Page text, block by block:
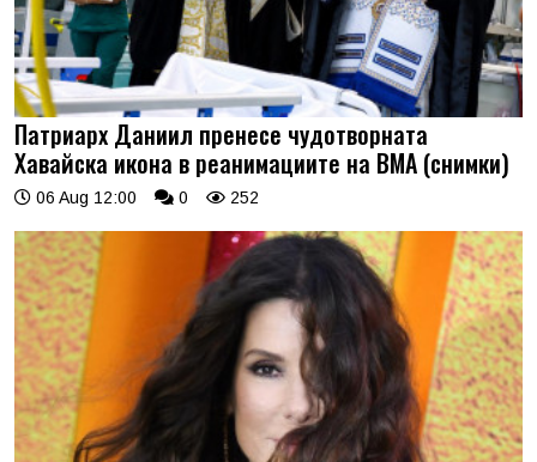
Патриарх Даниил пренесе чудотворната
Хавайска икона в реанимациите на ВМА (снимки)
06 Aug 12:00 0 252